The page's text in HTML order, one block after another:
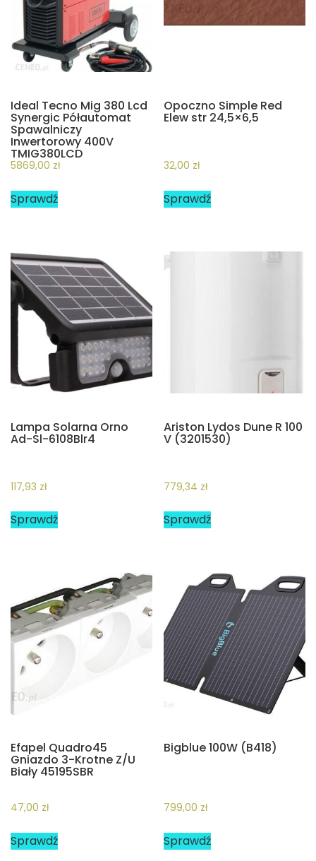
Ideal Tecno Mig 380 Lcd
Synergic Półautomat
Spawalniczy
Inwertorowy 400V
TMIG380LCD
5869,00 zł
Sprawdź
Opoczno Simple Red
Elew str 24,5×6,5
32,00 zł
Sprawdź
Lampa Solarna Orno
Ad-Sl-6108Blr4
117,93 zł
Sprawdź
Ariston Lydos Dune R 100
V (3201530)
779,34 zł
Sprawdź
Efapel Quadro45
Gniazdo 3-Krotne Z/U
Biały 45195SBR
47,00 zł
Sprawdź
Bigblue 100W (B418)
799,00 zł
Sprawdź